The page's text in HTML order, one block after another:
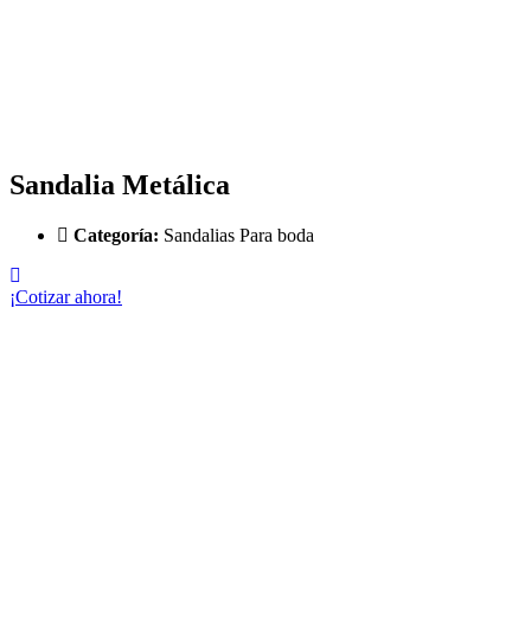
Sandalia Metálica
Categoría: Sandalias Para boda
¡Cotizar ahora!